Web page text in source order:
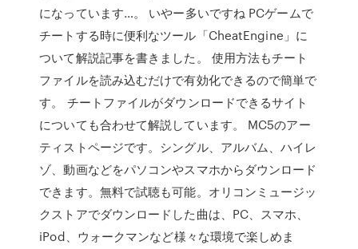
になっています…。 いやー多いですね PCゲームで
チートする時に便利なツール「CheatEngine」に
ついて解説記事を書きました。 使用方法もチート
ファイルを読み込むだけで有効化できるので簡単で
す。 チートファイルがダウンロードできるサイト
についても合わせて解説しています。 MC5のアー
ティストページです。シングル、アルバム、ハイレ
ゾ、動画などをパソコンやスマホからダウンロード
できます。無料で試聴も可能。オリコンミュージッ
クストアでダウンロードした曲は、PC、スマホ、
iPod、ウォークマンなど様々な環境で楽しめま